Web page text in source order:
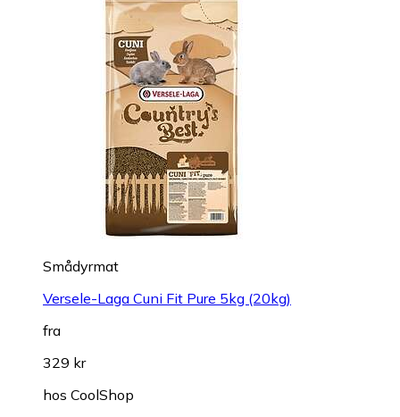
Smådyrmat
Versele-Laga Cuni Fit Pure 5kg (20kg)
fra
329 kr
hos CoolShop